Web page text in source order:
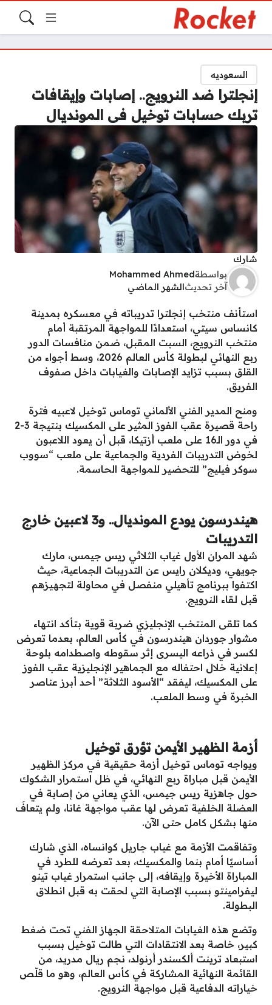
السعوديه
إنجلترا ضد النرويج.. إصابات وإيقافات
تربك حسابات توخيل فى المونديال
شارك
بواسطةMohammed Ahmed
آخر تحديث الشهر الماضي
استأنف منتخب إنجلترا تدريباته في معسكره بمدينة
كانساس سيتي، استعدادًا للمواجهة المرتقبة أمام
منتخب النرويج، السبت المقبل، ضمن منافسات الدور
ربع النهائي لبطولة كأس العالم 2026، وسط أجواء من
القلق بسبب تزايد الإصابات والغيابات داخل صفوف
الفريق.
ومنح المدير الفني الألماني توماس توخيل لاعبيه فترة
راحة قصيرة عقب الفوز المثير على المكسيك بنتيجة 3-2
في دور الـ16 على ملعب أزتيكا، قبل أن يعود اللاعبون
لخوض التدريبات الفردية والجماعية على ملعب “سووب
سوكر فيليج” للتحضير للمواجهة الحاسمة.
هيندرسون يودع المونديال.. و3 لاعبين خارج
التدريبات
شهد المران الأول غياب الثلاثي ريس جيمس، مارك
جويهي، وديكلان رايس عن التدريبات الجماعية، حيث
اكتفوا ببرنامج تأهيلي منفصل في محاولة لتجهيزهم
قبل لقاء النرويج.
كما تلقى المنتخب الإنجليزي ضربة قوية بتأكد انتهاء
مشوار جوردان هيندرسون في كأس العالم، بعدما تعرض
لكسر في ذراعه اليسرى إثر سقوطه واصطدامه بلوحة
إعلانية خلال احتفاله مع الجماهير الإنجليزية عقب الفوز
على المكسيك، ليفقد “الأسود الثلاثة” أحد أبرز عناصر
الخبرة في وسط الملعب.
أزمة الظهير الأيمن تؤرق توخيل
ويواجه توماس توخيل أزمة حقيقية في مركز الظهير
الأيمن قبل مباراة ربع النهائي، في ظل استمرار الشكوك
حول جاهزية ريس جيمس، الذي يعاني من إصابة في
العضلة الخلفية تعرض لها عقب مواجهة غانا، ولم يتعافَ
منها بشكل كامل حتى الآن.
وتفاقمت الأزمة مع غياب جاريل كوانساه، الذي شارك
أساسيًا أمام بنما والمكسيك، بعد تعرضه للطرد في
المباراة الأخيرة وإيقافه، إلى جانب استمرار غياب تينو
ليفرامينتو بسبب الإصابة التي لحقت به قبل انطلاق
البطولة.
وتضع هذه الغيابات المتلاحقة الجهاز الفني تحت ضغط
كبير، خاصة بعد الانتقادات التي طالت توخيل بسبب
استبعاد ترينت ألكسندر أرنولد، نجم ريال مدريد، من
القائمة النهائية المشاركة في كأس العالم، وهو ما قلّص
خياراته الدفاعية قبل مواجهة النرويج.